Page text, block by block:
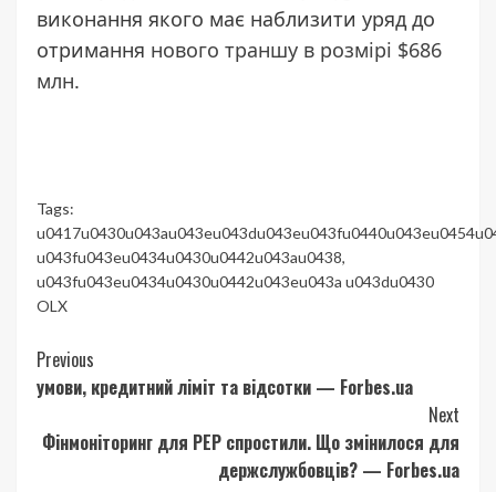
виконання якого має наблизити уряд до
отримання нового траншу в розмірі $686
млн.
Tags:
u043fu043eu0434u0430u0442u043au0438,
u043fu043eu0434u0430u0442u043eu043a u043du0430
OLX
Continue
Reading
Previous
умови, кредитний ліміт та відсотки — Forbes.ua
Next
Фінмоніторинг для PEP спростили. Що змінилося для
держслужбовців? — Forbes.ua